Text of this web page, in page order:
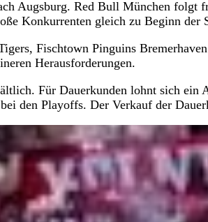
Augsburg. Red Bull München folgt
Konkurrenten gleich zu Beginn der
Fischtown Pinguins
Herausforderungen.
Für Dauerkunden lohnt sich ein
den Playoffs. Der Verkauf der